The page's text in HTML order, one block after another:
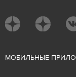
МОБИЛЬНЫЕ